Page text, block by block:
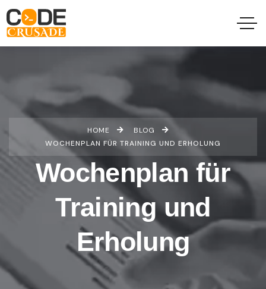
HOME
BLOG
WOCHENPLAN FÜR TRAINING UND ERHOLUNG
Wochenplan für
Training und
Erholung